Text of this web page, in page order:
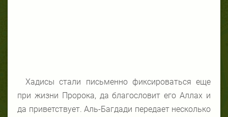
Хадисы стали письменно фиксироваться еще
при жизни Пророка, да благословит его Аллах и
да приветствует. Аль-Багдади передает несколько